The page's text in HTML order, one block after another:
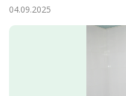
04.09.2025